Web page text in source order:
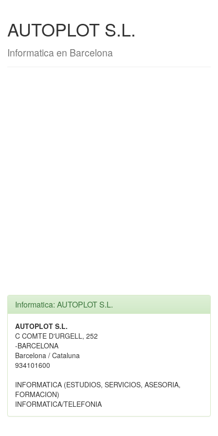
AUTOPLOT S.L.
Informatica en Barcelona
Informatica: AUTOPLOT S.L.
AUTOPLOT S.L.
C COMTE D'URGELL, 252
-BARCELONA
Barcelona / Cataluna
934101600
INFORMATICA (ESTUDIOS, SERVICIOS, ASESORIA,
FORMACION)
INFORMATICA/TELEFONIA